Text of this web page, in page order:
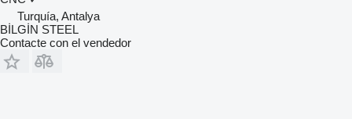
Turquía, Antalya
BİLGİN STEEL
Contacte con el vendedor